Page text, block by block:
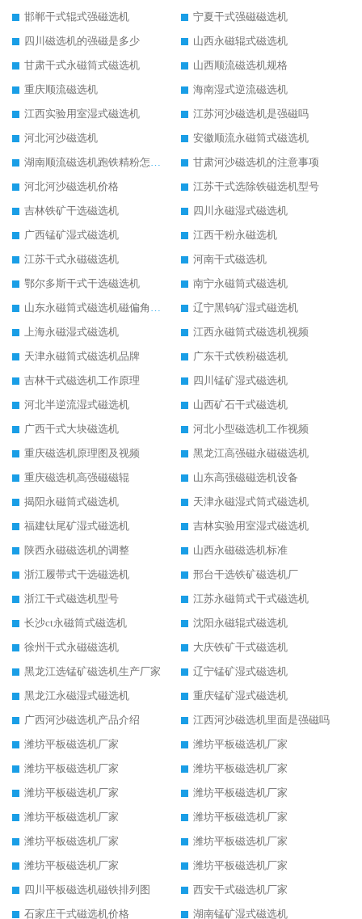
邯郸干式辊式强磁选机
宁夏干式强磁磁选机
四川磁选机的强磁是多少
山西永磁辊式磁选机
甘肃干式永磁筒式磁选机
山西顺流磁选机规格
重庆顺流磁选机
海南湿式逆流磁选机
江西实验用室湿式磁选机
江苏河沙磁选机是强磁吗
河北河沙磁选机
安徽顺流永磁筒式磁选机
湖南顺流磁选机跑铁精粉怎么处理
甘肃河沙磁选机的注意事项
河北河沙磁选机价格
江苏干式选除铁磁选机型号
吉林铁矿干选磁选机
四川永磁湿式磁选机
广西锰矿湿式磁选机
江西干粉永磁选机
江苏干式永磁磁选机
河南干式磁选机
鄂尔多斯干式干选磁选机
南宁永磁筒式磁选机
山东永磁筒式磁选机磁偏角怎么调整
辽宁黑钨矿湿式磁选机
上海永磁湿式磁选机
江西永磁筒式磁选机视频
天津永磁筒式磁选机品牌
广东干式铁粉磁选机
吉林干式磁选机工作原理
四川锰矿湿式磁选机
河北半逆流湿式磁选机
山西矿石干式磁选机
广西干式大块磁选机
河北小型磁选机工作视频
重庆磁选机原理图及视频
黑龙江高强磁永磁磁选机
重庆磁选机高强磁磁辊
山东高强磁磁选机设备
揭阳永磁筒式磁选机
天津永磁湿式筒式磁选机
福建钛尾矿湿式磁选机
吉林实验用室湿式磁选机
陕西永磁磁选机的调整
山西永磁磁选机标准
浙江履带式干选磁选机
邢台干选铁矿磁选机厂
浙江干式磁选机型号
江苏永磁筒式干式磁选机
长沙ct永磁筒式磁选机
沈阳永磁辊式磁选机
徐州干式永磁磁选机
大庆铁矿干式磁选机
黑龙江选锰矿磁选机生产厂家
辽宁锰矿湿式磁选机
黑龙江永磁湿式磁选机
重庆锰矿湿式磁选机
广西河沙磁选机产品介绍
江西河沙磁选机里面是强磁吗
潍坊平板磁选机厂家
潍坊平板磁选机厂家
潍坊平板磁选机厂家
潍坊平板磁选机厂家
潍坊平板磁选机厂家
潍坊平板磁选机厂家
潍坊平板磁选机厂家
潍坊平板磁选机厂家
潍坊平板磁选机厂家
潍坊平板磁选机厂家
潍坊平板磁选机厂家
潍坊平板磁选机厂家
四川平板磁选机磁铁排列图
西安干式磁选机厂家
石家庄干式磁选机价格
湖南锰矿湿式磁选机